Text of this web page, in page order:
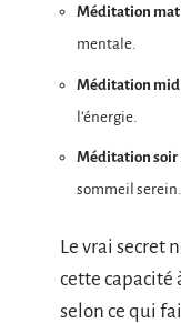
Méditation
mentale.
Méditation
l’énergie.
Méditation soir
sommeil serein.
Le vrai secret
cette capacité
selon ce qui